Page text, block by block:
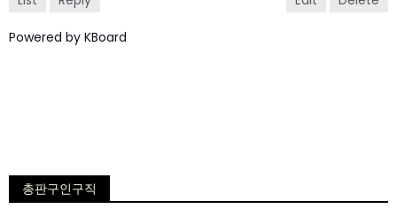
Powered by KBoard
총판구인구직